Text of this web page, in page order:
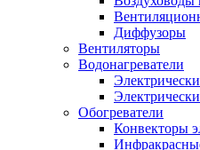
Диффузоры
Вентиляторы
Водонагреватели
Обогреватели
Конвекторы